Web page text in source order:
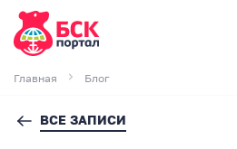
Главная Блог
ВСЕ ЗАПИСИ